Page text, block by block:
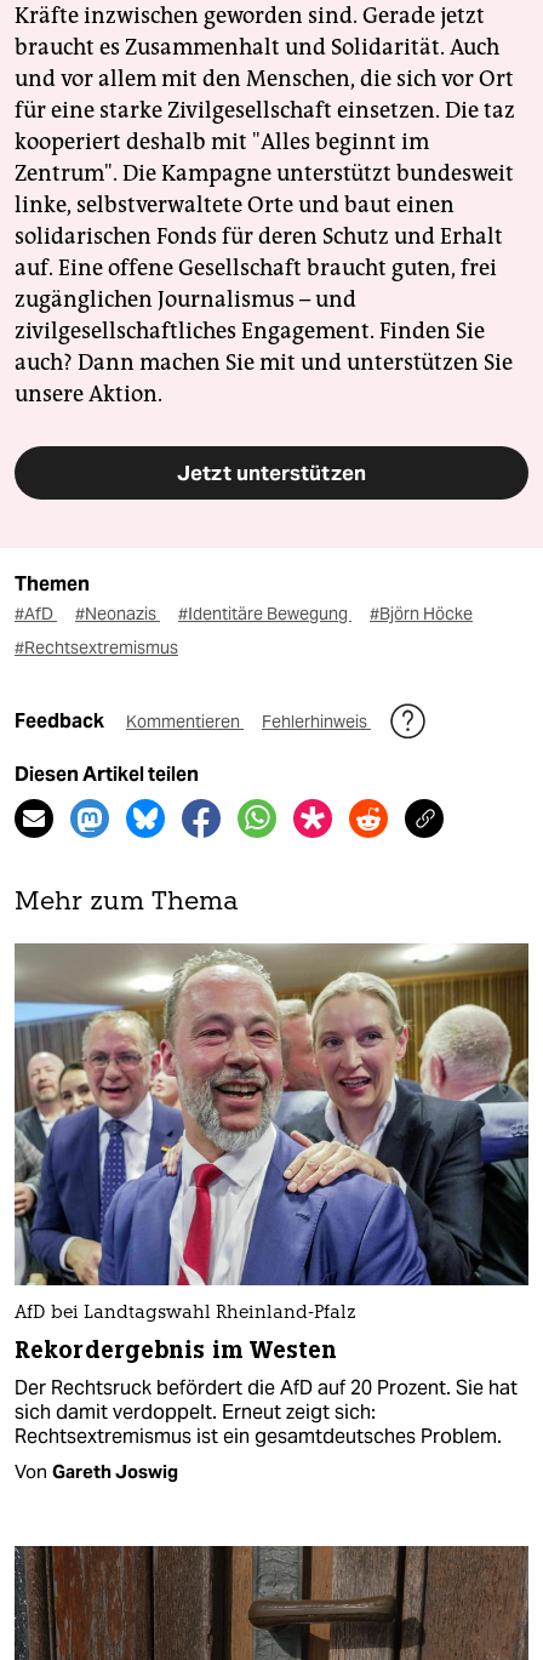
Kräfte inzwischen geworden sind. Gerade jetzt
braucht es Zusammenhalt und Solidarität. Auch
und vor allem mit den Menschen, die sich vor Ort
für eine starke Zivilgesellschaft einsetzen. Die taz
kooperiert deshalb mit "Alles beginnt im
Zentrum". Die Kampagne unterstützt bundesweit
linke, selbstverwaltete Orte und baut einen
solidarischen Fonds für deren Schutz und Erhalt
auf. Eine offene Gesellschaft braucht guten, frei
zugänglichen Journalismus – und
zivilgesellschaftliches Engagement. Finden Sie
auch? Dann machen Sie mit und unterstützen Sie
unsere Aktion.
Jetzt unterstützen
Themen
#AfD #Neonazis #Identitäre Bewegung
#Björn Höcke
#Rechtsextremismus
Feedback Kommentieren Fehlerhinweis
Diesen Artikel teilen
Mehr zum Thema
AfD bei Landtagswahl Rheinland-Pfalz
Rekordergebnis im Westen
Der Rechtsruck befördert die AfD auf 20 Prozent. Sie hat
sich damit verdoppelt. Erneut zeigt sich:
Rechtsextremismus ist ein gesamtdeutsches Problem.
Von Gareth Joswig